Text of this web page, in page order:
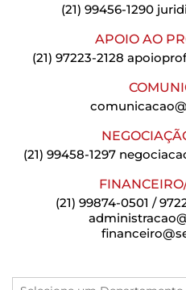
(21) 99456-1290
APOIO AO
(21) 97223-2128
(21) 99458-1297
(21) 99874-0501 /